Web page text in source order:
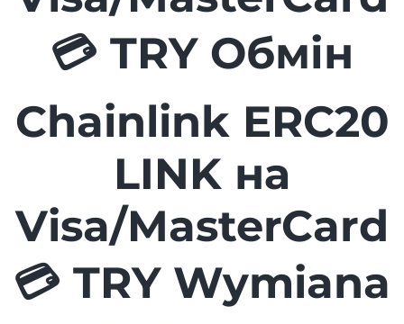
💳 TRY Обмін
Chainlink ERC20
LINK на
Visa/MasterCard
💳 TRY Wymiana